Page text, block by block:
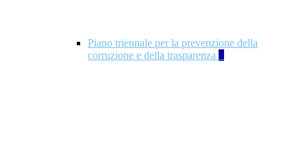
Piano triennale per la prevenzione della
corruzione e della trasparenza 4